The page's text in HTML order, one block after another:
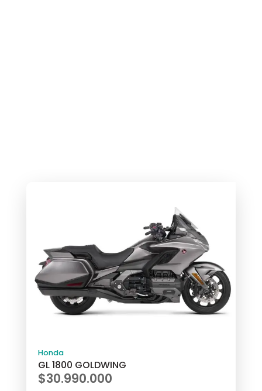
Honda
GL 1800 GOLDWING
$30.990.000